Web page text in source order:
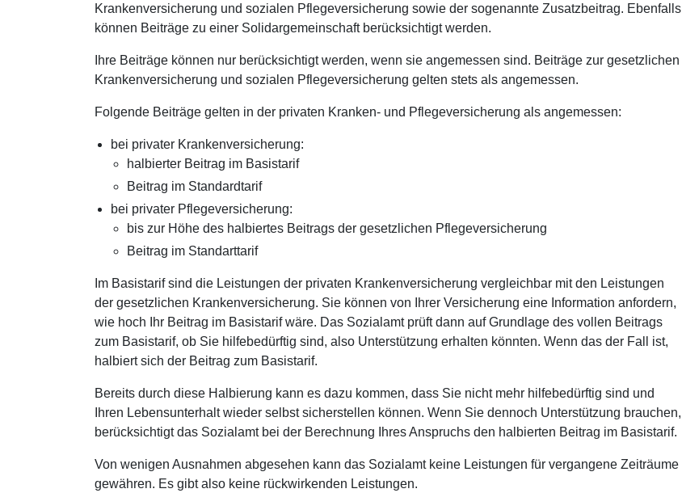
Krankenversicherung und sozialen Pflegeversicherung sowie der sogenannte Zusatzbeitrag. Ebenfalls
können Beiträge zu einer Solidargemeinschaft berücksichtigt werden.
Ihre Beiträge können nur berücksichtigt werden, wenn sie angemessen sind. Beiträge zur gesetzlichen
Krankenversicherung und sozialen Pflegeversicherung gelten stets als angemessen.
Folgende Beiträge gelten in der privaten Kranken- und Pflegeversicherung als angemessen:
bei privater Krankenversicherung:
halbierter Beitrag im Basistarif
Beitrag im Standardtarif
bei privater Pflegeversicherung:
bis zur Höhe des halbiertes Beitrags der gesetzlichen Pflegeversicherung
Beitrag im Standarttarif
Im Basistarif sind die Leistungen der privaten Krankenversicherung vergleichbar mit den Leistungen
der gesetzlichen Krankenversicherung. Sie können von Ihrer Versicherung eine Information anfordern,
wie hoch Ihr Beitrag im Basistarif wäre. Das Sozialamt prüft dann auf Grundlage des vollen Beitrags
zum Basistarif, ob Sie hilfebedürftig sind, also Unterstützung erhalten könnten. Wenn das der Fall ist,
halbiert sich der Beitrag zum Basistarif.
Bereits durch diese Halbierung kann es dazu kommen, dass Sie nicht mehr hilfebedürftig sind und
Ihren Lebensunterhalt wieder selbst sicherstellen können. Wenn Sie dennoch Unterstützung brauchen,
berücksichtigt das Sozialamt bei der Berechnung Ihres Anspruchs den halbierten Beitrag im Basistarif.
Von wenigen Ausnahmen abgesehen kann das Sozialamt keine Leistungen für vergangene Zeiträume
gewähren. Es gibt also keine rückwirkenden Leistungen.